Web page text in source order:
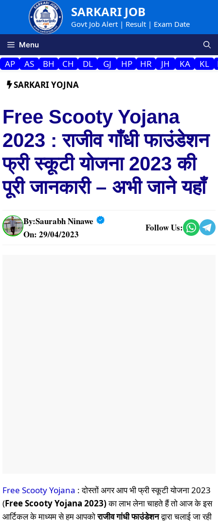
SARKARI JOB
Govt Job Alert | Result | Exam Date
Menu
AP AS BH CH DL GJ HP HR JH KA KL
SARKARI YOJNA
Free Scooty Yojana
2023 : राजीव गाँधी फाउंडेशन
फ्री स्कूटी योजना 2023 की
पूरी जानकारी – अभी जाने यहाँ
By:Saurabh Ninawe
On: 29/04/2023
Follow Us:
Free Scooty Yojana : दोस्तों अगर आप भी फ्री स्कूटी योजना 2023
(Free Scooty Yojana 2023)का लाभ लेना चाहते हैं तो आज के इस
आर्टिकल के माध्यम से हम आपकोराजीव गांधी फाउंडेशनद्वारा चलाई जा रही